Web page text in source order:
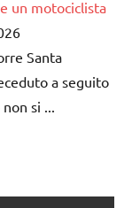
un motociclista
Santa
a seguito
si ...